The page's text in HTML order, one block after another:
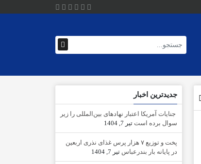
جدیدترین اخبار
جنایات آمریکا اعتبار نهادهای بین‌المللی را زیر
سوال برده است تیر 7, 1404
پخت و توزیع ۷ هزار پرس غذای نذری اربعین
در پایانه بار بندرعباس تیر 7, 1404